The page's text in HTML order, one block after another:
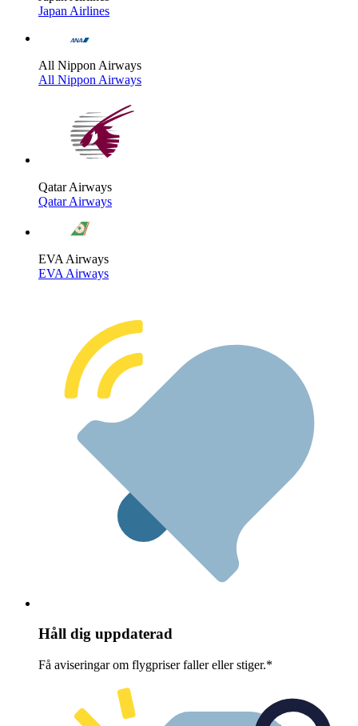
Japan Airlines
All Nippon Airways
All Nippon Airways
Qatar Airways
Qatar Airways
EVA Airways
EVA Airways
Håll dig uppdaterad
Få aviseringar om flygpriser faller eller stiger.*